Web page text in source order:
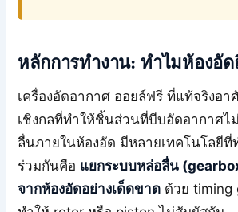
หลักการทำงาน: ทำไมห้องอั
เครื่องอัดอากาศ ออยล์ฟรี ที่แท้จริงอา
เชิงกลที่ทำให้ชิ้นส่วนที่บีบอัดอากาศไ
ลื่นภายในห้องอัด มีหลายเทคโนโลยี
ร่วมกันคือ แยกระบบหล่อลื่น
จากห้องอัดอย่างเด็ดขาด ด้วย timing